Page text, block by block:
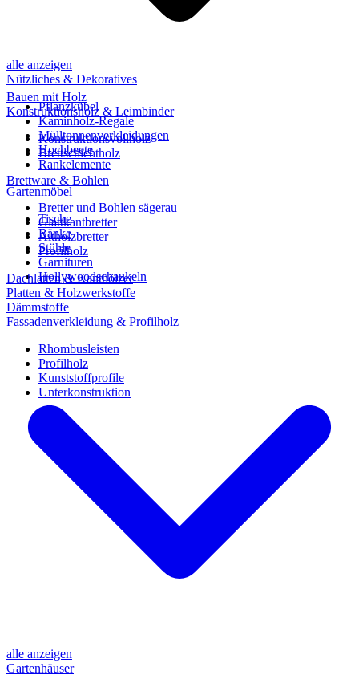
alle anzeigen
Nützliches & Dekoratives
Pflanzkübel
Kaminholz-Regale
Mülltonnenverkleidungen
Hochbeete
Rankelemente
Gartenmöbel
Tische
Bänke
Stühle
Garnituren
Hollywoodschaukeln
alle anzeigen
Gartenhäuser
Bauen mit Holz
Konstruktionsholz & Leimbinder
Konstruktionsvollholz
Brettschichtholz
Brettware & Bohlen
Bretter und Bohlen sägerau
Glattkantbretter
Altholzbretter
Profilholz
Dachlatten & Kanthölzer
Platten & Holzwerkstoffe
Dämmstoffe
Fassadenverkleidung & Profilholz
Rhombusleisten
Profilholz
Kunststoffprofile
Unterkonstruktion